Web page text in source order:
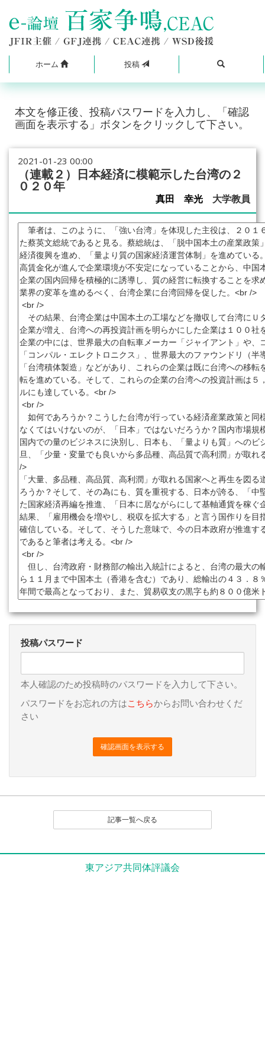
ホーム 投稿
本文を修正後、投稿パスワードを入力し、「確認
画面を表示する」ボタンをクリックして下さい。
2021-01-23 00:00
（連載２）日本経済に模範示した台湾の２
０２０年
真田 幸光 大学教員
投稿パスワード
本人確認のため投稿時のパスワードを入力して下さい。
パスワードをお忘れの方はこちらからお問い合わせくだ
さい
確認画面を表示する
記事一覧へ戻る
東アジア共同体評議会